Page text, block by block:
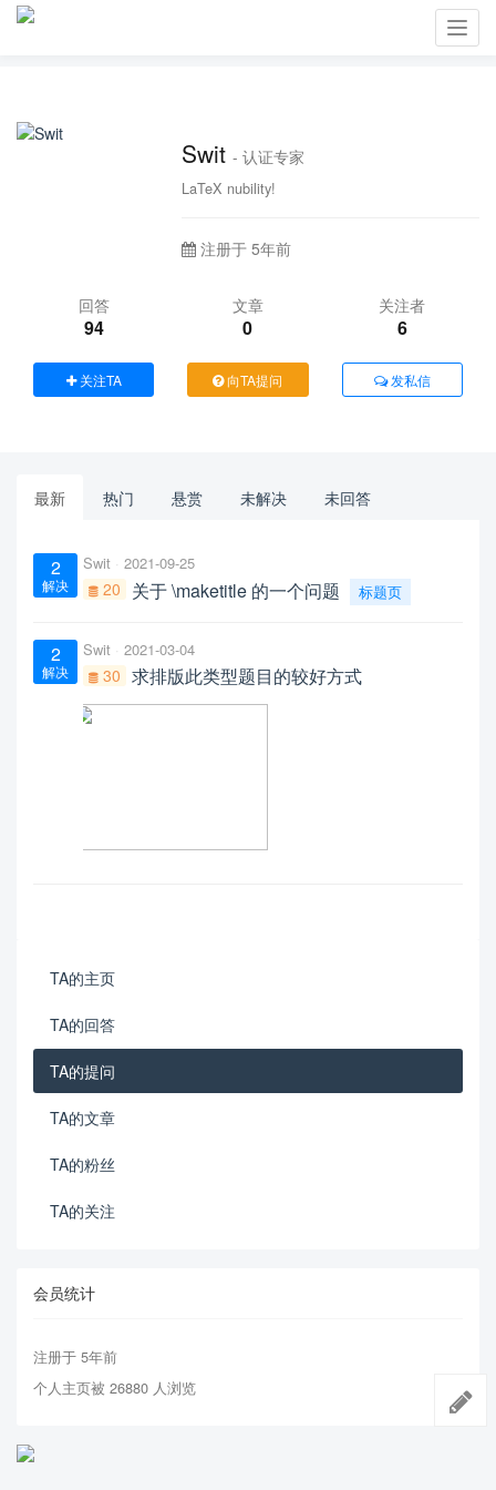
Swit- 认证专家
LaTeX nubility!
注册于 5年前
回答
94
文章
0
关注者
6
关注TA 向TA提问 发私信
最新 热门 悬赏 未解决 未回答
2
解决
Swit 2021-09-25
20 关于 \maketitle 的一个问题 标题页
2
解决
Swit 2021-03-04
30 求排版此类型题目的较好方式
TA的主页
TA的回答
TA的提问
TA的文章
TA的粉丝
TA的关注
会员统计
注册于 5年前
个人主页被 26880 人浏览